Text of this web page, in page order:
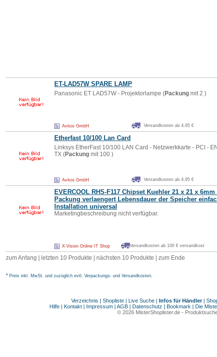
ET-LAD57W SPARE LAMP
Panasonic ET LAD57W - Projektorlampe (Packung mit 2 )
Avitos GmbH Versandkosten ab 4,95 €
Etherfast 10/100 Lan Card
Linksys EtherFast 10/100 LAN Card - Netzwerkkarte - PCI -
TX (Packung mit 100 )
Avitos GmbH Versandkosten ab 4,95 €
EVERCOOL RHS-F117 Chipset Kuehler 21 x 21 x 6mm
Packung verlaengert Lebensdauer der Speicher
Installation universal
Marketingbeschreibung nicht verfügbar.
X-Vision Online IT Shop Versandkosten ab 100 € versandkost
zum Anfang letzten 10 Produkte nächsten 10 Produkte zum Ende
* Preis inkl. MwSt. und zuzüglich evtl. Verpackungs- und Versandkosten.
Verzeichnis | Shopliste| Live Suche| Infos für Händler|
Hilfe | Kontakt | Impressum | AGB | Datenschutz | Bookmark | Die
© 2026 MisterShoplister.de-